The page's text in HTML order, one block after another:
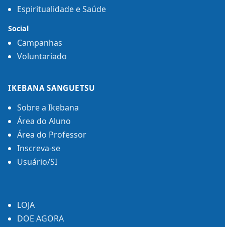
Espiritualidade e Saúde
Social
Campanhas
Voluntariado
IKEBANA SANGUETSU
Sobre a Ikebana
Área do Aluno
Área do Professor
Inscreva-se
Usuário/SI
LOJA
DOE AGORA